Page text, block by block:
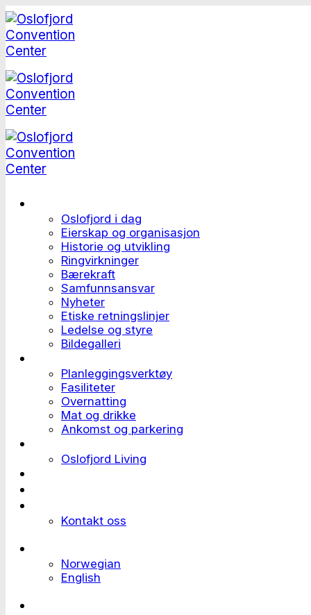
Skip
to
content
Oslofjord i dag
Eierskap og organisasjon
Historie og utvikling
Ringvirkninger
Bærekraft
Samfunnsansvar
Nyheter
Etiske retningslinjer
Ledelse og styre
Bildegalleri
Planleggingsverktøy
Fasiliteter
Overnatting
Mat og drikke
Ankomst og parkering
Oslofjord Living
Kontakt oss
Norwegian
English